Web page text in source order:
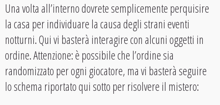
Una volta all’interno dovrete semplicemente perquisire
la casa per individuare la causa degli strani eventi
notturni. Qui vi basterà interagire con alcuni oggetti in
ordine. Attenzione: è possibile che l’ordine sia
randomizzato per ogni giocatore, ma vi basterà seguire
lo schema riportato qui sotto per risolvere il mistero: